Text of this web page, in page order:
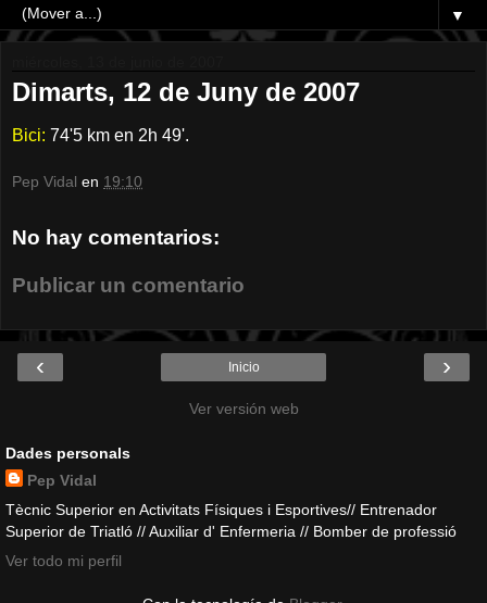
▼
Dimarts, 12 de Juny de 2007
Bici: 74'5 km en 2h 49'.
Pep Vidal en 19:10
No hay comentarios:
Publicar un comentario
‹ ›
Inicio
Ver versión web
Dades personals
Pep Vidal
Tècnic Superior en Activitats Físiques i Esportives// Entrenador
Superior de Triatló // Auxiliar d' Enfermeria // Bomber de professió
Ver todo mi perfil